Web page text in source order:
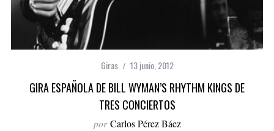
Giras 13 junio, 2012
GIRA ESPAÑOLA DE BILL WYMAN’S RHYTHM KINGS DE
TRES CONCIERTOS
por Carlos Pérez Báez